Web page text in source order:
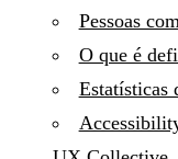
Pessoas
O que é
Estatísticas